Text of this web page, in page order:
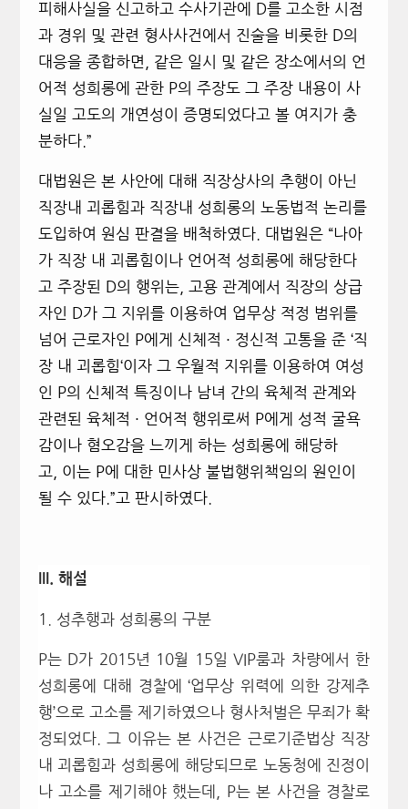
피해사실을 신고하고 수사기관에 D를 고소한 시점
과 경위 및 관련 형사사건에서 진술을 비롯한 D의
대응을 종합하면
같은 일시 및 같은 장소에서의 언
어적 성희롱에 관한 P의 주장도 그 주장 내용이 사
실일 고도의 개연성이 증명되었다고 볼 여지가 충
분하다.”
대법원은 본 사안에 대해 직장상사의 추행이 아닌
직장내 괴롭힘과 직장내 성희롱의 노동법적 논리를
도입하여 원심 판결을 배척하였다. 대법원은 “나아
가 직장 내 괴롭힘이나 언어적 성희롱에 해당한다
고 주장된 D의 행위는,
고용 관계에서 직장의 상급
자인 D가 그 지위를 이용하여 업무상 적정 범위를
넘어 근로자인 P에게 신체적 · 정신적 고통을 준 ‘직
장 내 괴롭힘‘이자 그 우월적 지위를 이용하여 여성
인 P의 신체적 특징이나 남녀 간의 육체적 관계와
관련된 육체적 · 언어적 행위로써 P에게 성적 굴욕
감이나 혐오감을 느끼게 하는 성희롱에 해당하
고
이는 P에 대한 민사상 불법행위책임의 원인이
될 수 있다.”고 판시하였다.
III. 해설
1. 성추행과 성희롱의 구분
P는 D가 2015년 10월 15일 VIP룸과 차량에서 한
성희롱에 대해 경찰에 ‘업무상 위력에 의한 강제추
행’으로 고소를 제기하였으나 형사처벌은 무죄가 확
정되었다. 그 이유는 본 사건은 근로기준법상 직장
내 괴롭힘과 성희롱에 해당되므로 노동청에 진정이
나 고소를 제기해야 했는데, P는 본 사건을 경찰로